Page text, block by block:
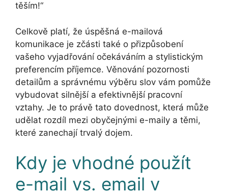
těším!“
Celkově platí, že úspěšná e-mailová
komunikace je zčásti také o přizpůsobení
vašeho vyjadřování očekáváním a stylistickým
preferencím příjemce. Věnování pozornosti
detailům a správnému výběru slov vám pomůže
vybudovat silnější a efektivnější pracovní
vztahy. Je to právě tato dovednost, která může
udělat rozdíl mezi obyčejnými e-maily a těmi,
které zanechají trvalý dojem.
Kdy je vhodné použít
e-mail vs. email v